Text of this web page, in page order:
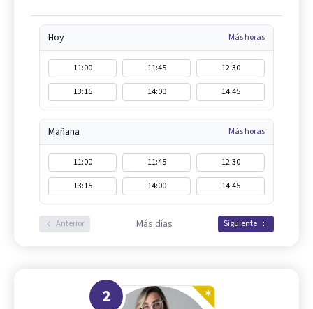
Hoy Más horas
11:00 11:45
12:30
13:15
14:00 14:45
Mañana Más horas
11:00 11:45
12:30
13:15
14:00 14:45
Anterior Más días Siguiente
2